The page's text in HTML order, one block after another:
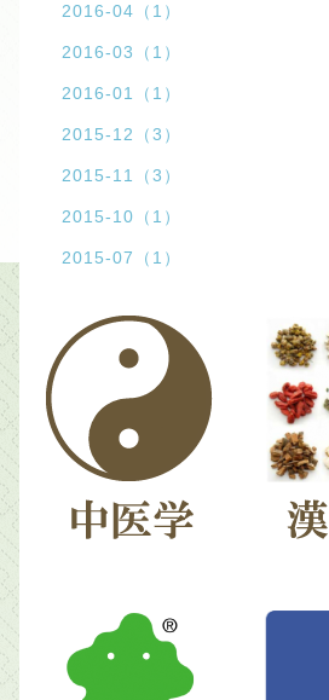
2016-04（1）
2016-03（1）
2016-01（1）
2015-12（3）
2015-11（3）
2015-10（1）
2015-07（1）